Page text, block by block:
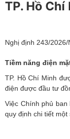
TP. Hồ
Nghị định 243/
Tiềm năng điện
TP. Hồ Chí Minh
điện được đầu tư
Việc Chính phủ ban
quy định chi tiết